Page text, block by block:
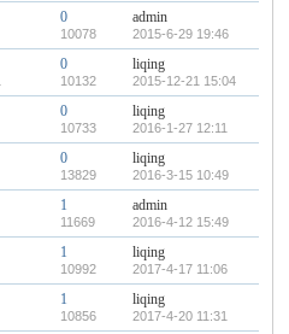
0
10078
admin
2015-6-29 19:46
0
10132
liqing
2015-12-21 15:04
0
10733
liqing
2016-1-27 12:11
0
13829
liqing
2016-3-15 10:49
1
11669
admin
2016-4-12 15:49
1
10992
liqing
2017-4-17 11:06
1
10856
liqing
2017-4-20 11:31